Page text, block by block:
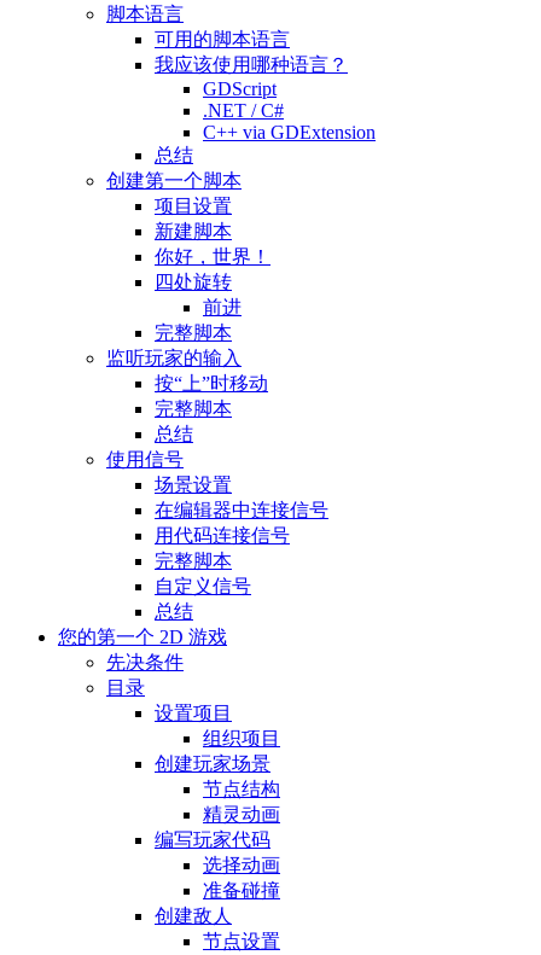
脚本语言
可用的脚本语言
我应该使用哪种语言？
GDScript
.NET / C#
C++ via GDExtension
总结
创建第一个脚本
项目设置
新建脚本
你好，世界！
四处旋转
前进
完整脚本
监听玩家的输入
按“上”时移动
完整脚本
总结
使用信号
场景设置
在编辑器中连接信号
用代码连接信号
完整脚本
自定义信号
总结
您的第一个 2D 游戏
先决条件
目录
设置项目
组织项目
创建玩家场景
节点结构
精灵动画
编写玩家代码
选择动画
准备碰撞
创建敌人
节点设置